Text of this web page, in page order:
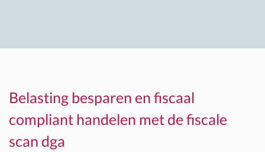
Belasting besparen en fiscaal
compliant handelen met de fiscale
scan dga